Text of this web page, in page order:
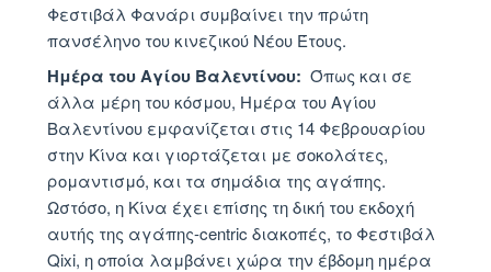
Φεστιβάλ Φανάρι συμβαίνει την πρώτη
πανσέληνο του κινεζικού Νέου Έτους.
Ημέρα του Αγίου Βαλεντίνου: Όπως και σε
άλλα μέρη του κόσμου, Ημέρα του Αγίου
Βαλεντίνου εμφανίζεται στις 14 Φεβρουαρίου
στην Κίνα και γιορτάζεται με σοκολάτες,
ρομαντισμό, και τα σημάδια της αγάπης.
Ωστόσο, η Κίνα έχει επίσης τη δική του εκδοχή
αυτής της αγάπης-centric διακοπές, το Φεστιβάλ
Qixi, η οποία λαμβάνει χώρα την έβδομη ημέρα